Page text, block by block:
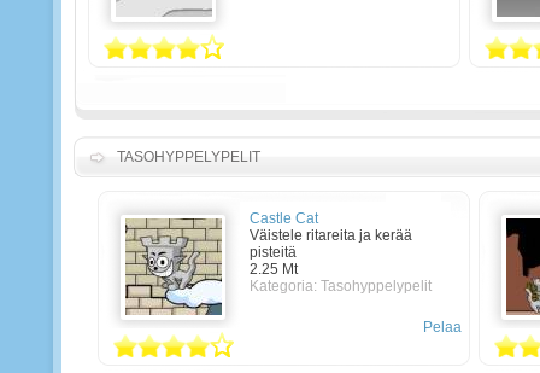
TASOHYPPELYPELIT
Castle Cat
Väistele ritareita ja kerää
pisteitä
2.25 Mt
Kategoria: Tasohyppelypelit
Pelaa